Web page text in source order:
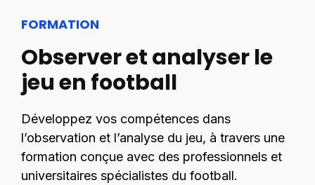
FORMATION
Observer et analyser le
jeu en football
Développez vos compétences dans
l’observation et l’analyse du jeu, à travers une
formation conçue avec des professionnels et
universitaires spécialistes du football.